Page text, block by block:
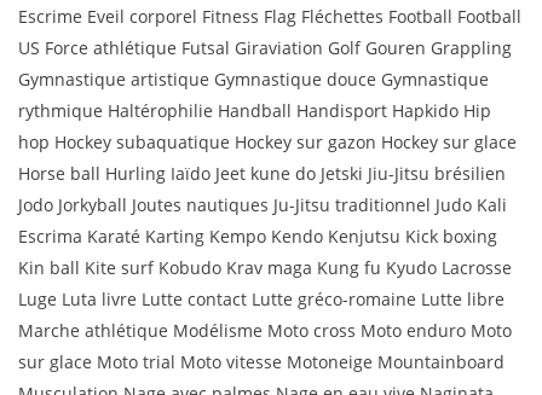
Escrime Eveil corporel Fitness Flag Fléchettes Football Football
US Force athlétique Futsal Giraviation Golf Gouren Grappling
Gymnastique artistique Gymnastique douce Gymnastique
rythmique Haltérophilie Handball Handisport Hapkido Hip
hop Hockey subaquatique Hockey sur gazon Hockey sur glace
Horse ball Hurling Iaïdo Jeet kune do Jetski Jiu-Jitsu brésilien
Jodo Jorkyball Joutes nautiques Ju-Jitsu traditionnel Judo Kali
Escrima Karaté Karting Kempo Kendo Kenjutsu Kick boxing
Kin ball Kite surf Kobudo Krav maga Kung fu Kyudo Lacrosse
Luge Luta livre Lutte contact Lutte gréco-romaine Lutte libre
Marche athlétique Modélisme Moto cross Moto enduro Moto
sur glace Moto trial Moto vitesse Motoneige Mountainboard